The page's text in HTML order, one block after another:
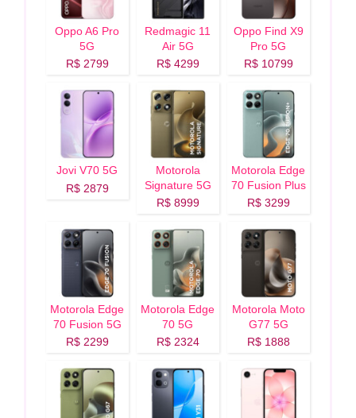
Oppo A6 Pro
5G
R$ 2799
Redmagic 11
Air 5G
R$ 4299
Oppo Find X9
Pro 5G
R$ 10799
Jovi V70 5G
R$ 2879
Motorola
Signature 5G
R$ 8999
Motorola Edge
70 Fusion Plus
5G
R$ 3299
Motorola Edge
70 Fusion 5G
R$ 2299
Motorola Edge
70 5G
R$ 2324
Motorola Moto
G77 5G
R$ 1888